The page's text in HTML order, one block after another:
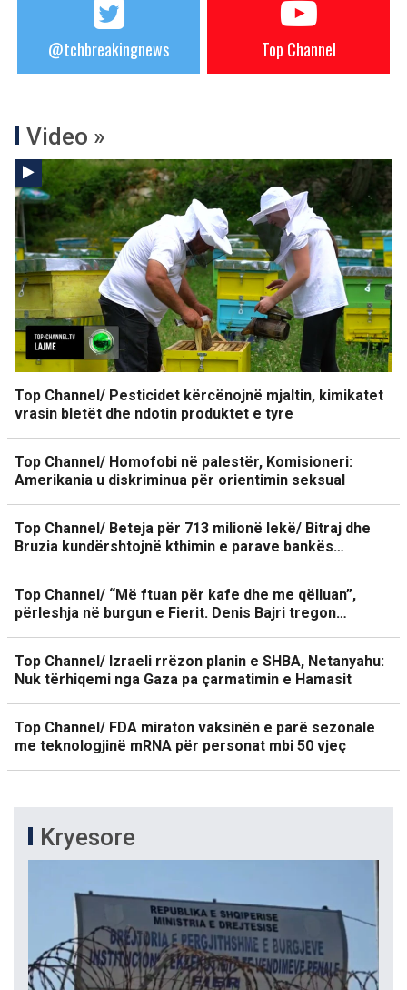
@tchbreakingnews Top Channel
Video »
Top Channel/ Pesticidet kërcënojnë mjaltin, kimikatet
vrasin bletët dhe ndotin produktet e tyre
Top Channel/ Homofobi në palestër, Komisioneri:
Amerikania u diskriminua për orientimin seksual
Top Channel/ Beteja për 713 milionë lekë/ Bitraj dhe
Bruzia kundërshtojnë kthimin e parave bankës…
Top Channel/ “Më ftuan për kafe dhe me qëlluan”,
përleshja në burgun e Fierit. Denis Bajri tregon…
Top Channel/ Izraeli rrëzon planin e SHBA, Netanyahu:
Nuk tërhiqemi nga Gaza pa çarmatimin e Hamasit
Top Channel/ FDA miraton vaksinën e parë sezonale
me teknologjinë mRNA për personat mbi 50 vjeç
Kryesore